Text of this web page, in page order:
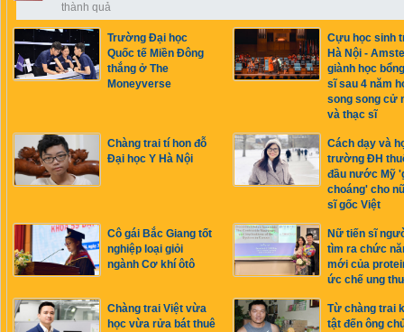
thành quả
Trường Đại học
Quốc tế Miền Đông
thắng ở The
Moneyverse
Cựu học sinh
Hà Nội -
giành học
sĩ sau 4 năm
song song cử
và thạc sĩ
Chàng trai tí hon đỗ
Đại học Y Hà Nội
Cách dạy và
trường ĐH
đầu nước Mỹ
choáng' cho
sĩ gốc Việt
Cô gái Bắc Giang tốt
nghiệp loại giỏi
ngành Cơ khí ôtô
Nữ tiến sĩ
tìm ra chức
mới của
ức chế ung
Chàng trai Việt vừa
học vừa rửa bát thuê
Từ chàng trai
tật đến ông